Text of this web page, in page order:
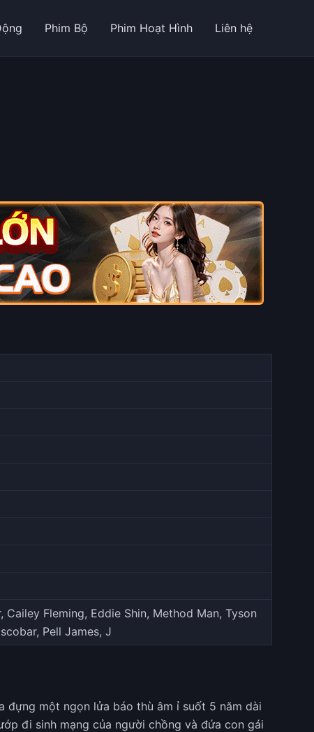
Phim Bộ Phim Hoạt Hình Liên hệ
Fleming, Eddie Shin, Method Man, Tyson
Pell James, J
đựng một ngọn lửa báo thù âm ỉ suốt 5 năm dài
đi sinh mạng của người chồng và đứa con gái